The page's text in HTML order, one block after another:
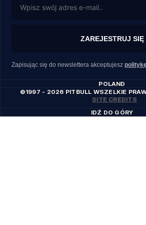
ZAREJESTRUJ SIĘ
Zapisując się do newslettera akceptujesz
POLAND
©1997 - 2026 PITBULL WSZELKIE
SITE CREDITS
IDŹ DO GÓRY